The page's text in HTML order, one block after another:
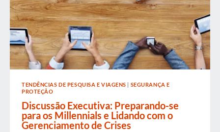
TENDÊNCIAS DE PESQUISA E VIAGENS | SEGURANÇA E
PROTEÇÃO
Discussão Executiva: Preparando-se
para os Millennials e Lidando com o
Gerenciamento de Crises